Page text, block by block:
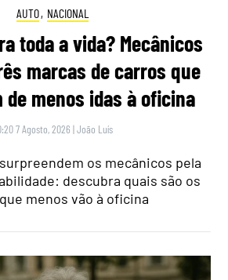
AUTO, NACIONAL
toda a vida? Mecânicos
marcas de carros que
menos idas à oficina
7 Agosto, 2026 |João Luís
os mecânicos pela
descubra quais são os
menos vão à oficina